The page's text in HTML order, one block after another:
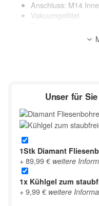
Anschluss: M14
Vakuumgelötet
geeignete
zur Beschreibung
Unser für
1Stk Diamant
+ 89,99 € weitere
1x Kühlgel zum
+ 9,99 € weitere